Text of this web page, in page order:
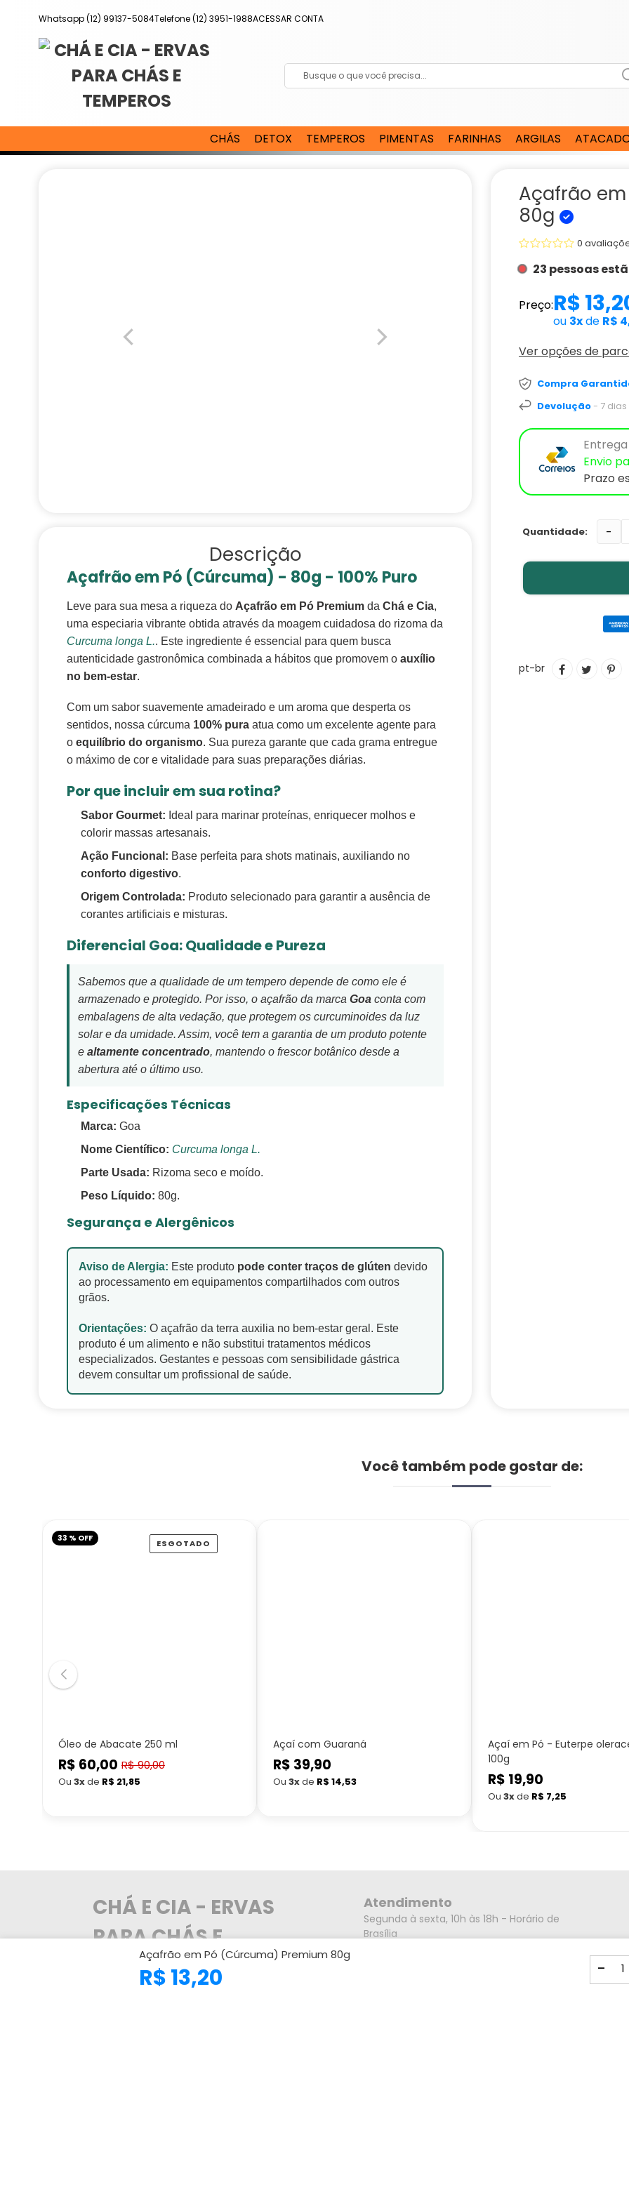
Whatsapp (12) 99137-5084Telefone (12) 3951-1988ACESSAR CONTA
CHÁS DETOX TEMPEROS PIMENTAS FARINHAS ARGILAS
Açafrão
80g
0
23 pessoas
Preço:R$
ou 3xde R$
Ver opções de
Compra
Devolução - 7
Envio
Prazo
-
o
pt-br TUITAR
Descrição
Açafrão em Pó (Cúrcuma) - 80g - 100% Puro
Leve para sua mesa a riqueza do Açafrão em Pó Premium da Chá e Cia,
uma especiaria vibrante obtida através da moagem cuidadosa do rizoma da
Curcuma longa L.. Este ingrediente é essencial para quem busca
autenticidade gastronômica combinada a hábitos que promovem o auxílio
no bem-estar.
Com um sabor suavemente amadeirado e um aroma que desperta os
sentidos, nossa cúrcuma 100% pura atua como um excelente agente para
o equilíbrio do organismo. Sua pureza garante que cada grama entregue
o máximo de cor e vitalidade para suas preparações diárias.
Por que incluir em sua rotina?
Sabor Gourmet: Ideal para marinar proteínas, enriquecer molhos e
colorir massas artesanais.
Ação Funcional: Base perfeita para shots matinais, auxiliando no
conforto digestivo.
Origem Controlada: Produto selecionado para garantir a ausência de
corantes artificiais e misturas.
Diferencial Goa: Qualidade e Pureza
Sabemos que a qualidade de um tempero depende de como ele é
armazenado e protegido. Por isso, o açafrão da marca Goa conta com
embalagens de alta vedação, que protegem os curcuminoides da luz
solar e da umidade. Assim, você tem a garantia de um produto potente
e altamente concentrado, mantendo o frescor botânico desde a
abertura até o último uso.
Especificações Técnicas
Marca: Goa
Nome Científico: Curcuma longa L.
Parte Usada: Rizoma seco e moído.
Peso Líquido: 80g.
Segurança e Alergênicos
Aviso de Alergia: Este produto pode conter traços de glúten devido
ao processamento em equipamentos compartilhados com outros
grãos.
Orientações: O açafrão da terra auxilia no bem-estar geral. Este
produto é um alimento e não substitui tratamentos médicos
especializados. Gestantes e pessoas com sensibilidade gástrica
devem consultar um profissional de saúde.
Açafrão em Pó (Cúrcuma) Premium 80g
R$ 13,20 -
Você também pode gostar de:
ESGOTADO
Óleo de Abacate 250 ml
Preço
promocional
R$ 60,00 Preço
normal
R$ 90,00
33 % OFF
Ou 3xde R$ 21,85
Açaí com Guaraná
Preço
normal
R$ 39,90
Ou 3xde R$ 14,53
Açaí em Pó - Euterpe
100g
Preço
normal
R$ 19,90
Ou 3xde R$ 7,25
CHÁ E CIA - ERVAS
PARA CHÁS E
TEMPEROS
A Chá e Cia trabalha com os melhores
Atendimento
Segunda à sexta, 10h às 18h - Horário de
Brasília